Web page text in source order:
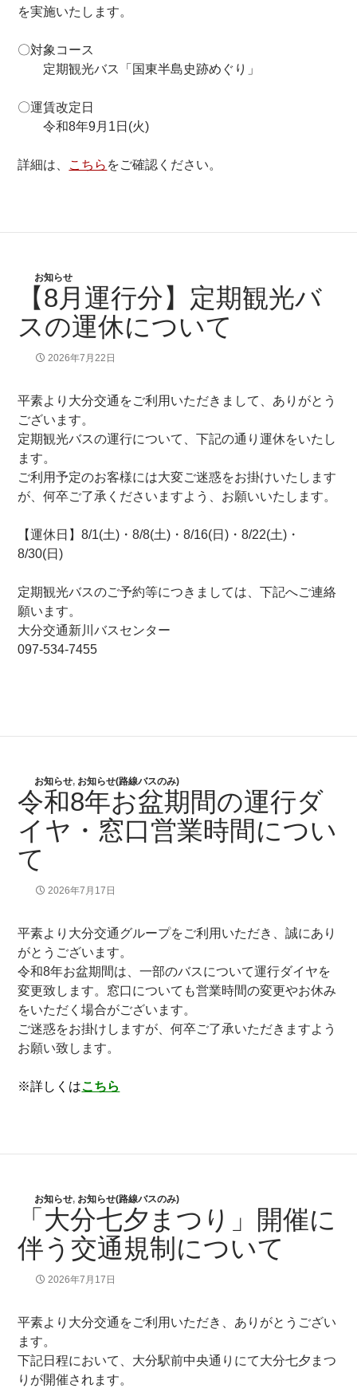
を実施いたします。
〇対象コース
定期観光バス「国東半島史跡めぐり」
〇運賃改定日
令和8年9月1日(火)
詳細は、 こちら をご確認ください。
お知らせ
【8月運行分】定期観光バ
スの運休について
2026年7月22日
平素より大分交通をご利用いただきまして、ありがとう
ございます。
定期観光バスの運行について、下記の通り運休をいたし
ます。
ご利用予定のお客様には大変ご迷惑をお掛けいたします
が、何卒ご了承くださいますよう、お願いいたします。
【運休日】8/1(土)・8/8(土)・8/16(日)・8/22(土)・
8/30(日)
定期観光バスのご予約等につきましては、下記へご連絡
願います。
大分交通新川バスセンター
097-534-7455
お知らせ, お知らせ(路線バスのみ)
令和8年お盆期間の運行ダ
イヤ・窓口営業時間につい
て
2026年7月17日
平素より大分交通グループをご利用いただき、誠にあり
がとうございます。
令和8年お盆期間は、一部のバスについて運行ダイヤを
変更致します。窓口についても営業時間の変更やお休み
をいただく場合がございます。
ご迷惑をお掛けしますが、何卒ご了承いただきますよう
お願い致します。
※詳しくはこちら
お知らせ, お知らせ(路線バスのみ)
「大分七夕まつり」開催に
伴う交通規制について
2026年7月17日
平素より大分交通をご利用いただき、ありがとうござい
ます。
下記日程において、大分駅前中央通りにて大分七夕まつ
りが開催されます。